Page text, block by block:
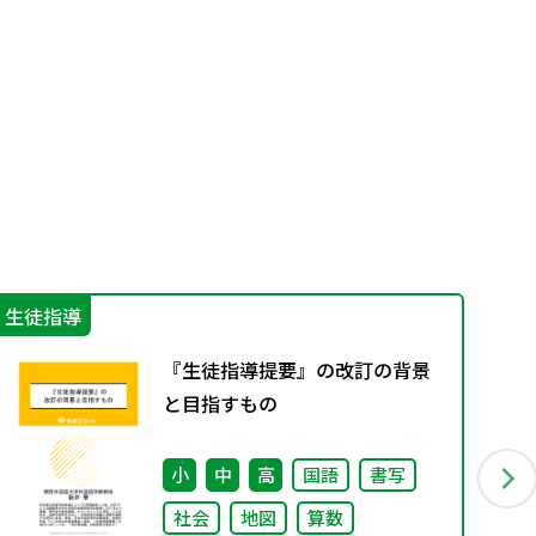
生徒指導
『生徒指導提要』の改訂の背景
と目指すもの
小 中 高 国語
書写
社会
地図 算数